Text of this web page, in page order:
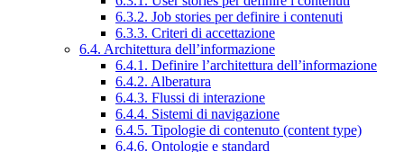
6.3.2. Job stories per definire i contenuti
6.3.3. Criteri di accettazione
6.4. Architettura dell’informazione
6.4.1. Definire l’architettura dell’informazione
6.4.2. Alberatura
6.4.3. Flussi di interazione
6.4.4. Sistemi di navigazione
6.4.5. Tipologie di contenuto (content type)
6.4.6. Ontologie e standard